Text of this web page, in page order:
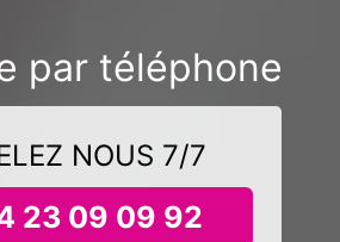
par téléphone
NOUS 7/7
23 09 09 92